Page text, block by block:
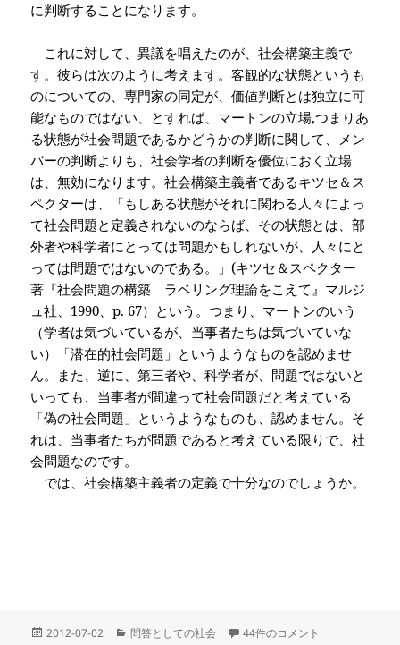
に判断することになります。
これに対して、異議を唱えたのが、社会構築主義で
す。彼らは次のように考えます。客観的な状態というも
のについての、専門家の同定が、価値判断とは独立に可
能なものではない、とすれば、マートンの立場,つまりあ
る状態が社会問題であるかどうかの判断に関して、メン
バーの判断よりも、社会学者の判断を優位におく立場
は、無効になります。社会構築主義者であるキツセ＆ス
ペクターは、「もしある状態がそれに関わる人々によっ
て社会問題と定義されないのならば、その状態とは、部
外者や科学者にとっては問題かもしれないが、人々にと
っては問題ではないのである。」(キツセ＆スペクター
著『社会問題の構築 ラベリング理論をこえて』マルジ
ュ社、 1990、p. 67）という。つまり、マートンのいう
（学者は気づいているが、当事者たちは気づいていな
い）「潜在的社会問題」というようなものを認めませ
ん。また、逆に、第三者や、科学者が、問題ではないと
いっても、当事者が間違って社会問題だと考えている
「偽の社会問題」というようなものも、認めません。そ
れは、当事者たちが問題であると考えている限りで、社
会問題なのです。
では、社会構築主義者の定義で十分なのでしょうか。
投
2012-07-02
カ
問答としての社会 社会問題とは何か への
44件のコメント